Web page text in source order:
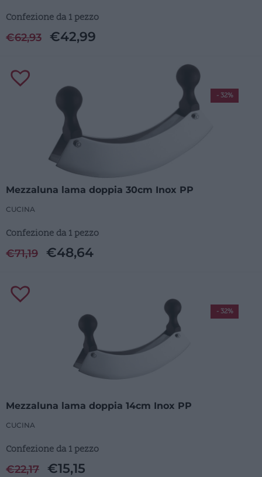
Confezione da 1 pezzo
€62,93 €42,99
Mezzaluna lama doppia 30cm Inox PP
CUCINA
Confezione da 1 pezzo
€71,19 €48,64
- 32%
Mezzaluna lama doppia 14cm Inox PP
CUCINA
Confezione da 1 pezzo
€22,17 €15,15
- 32%